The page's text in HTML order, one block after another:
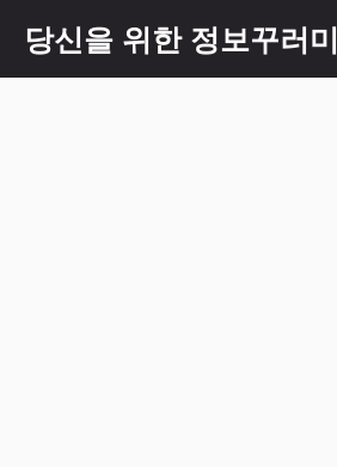
content
당신을 위한 정보꾸러미